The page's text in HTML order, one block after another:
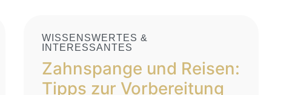
WISSENSWERTES &
INTERESSANTES
Zahnspange und Reisen:
Tipps zur Vorbereitung